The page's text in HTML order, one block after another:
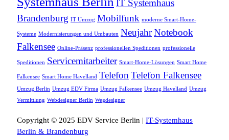
IT Systemhaus
Brandenburg IT Umzug Mobilfunk moderne Smart-Home-
Systeme Modernisierungen und Umbauten NeujahrNotebook
Falkensee Online-Präsenz professionellen Speditionen professionelle
Speditionen Servicemitarbeiter Smart-Home-Lösungen Smart Home
Falkensee Smart Home Havelland Telefon Telefon Falkensee
Umzug Berlin Umzug EDV Firma Umzug Falkensee Umzug Havelland Umzug
Vermittlung Webdesigner Berlin Wegdesigner
Copyright © 2025 EDV Service Berlin | IT-Systemhaus
Berlin & Brandenburg